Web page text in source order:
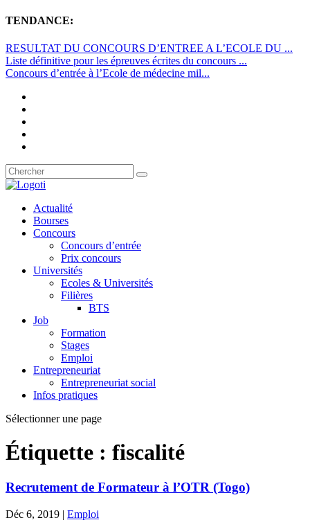
TENDANCE:
RESULTAT DU CONCOURS D’ENTREE A L’ECOLE DU ...
Liste définitive pour les épreuves écrites du concours ...
Concours d’entrée à l’Ecole de médecine mil...
Actualité
Bourses
Concours
Concours d’entrée
Prix concours
Universités
Ecoles & Universités
Filières
BTS
Job
Formation
Stages
Emploi
Entrepreneuriat
Entrepreneuriat social
Infos pratiques
Sélectionner une page
Étiquette : fiscalité
Recrutement de Formateur à l’OTR (Togo)
Déc 6, 2019 | Emploi